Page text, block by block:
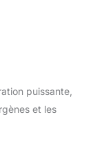
puissante,
et les